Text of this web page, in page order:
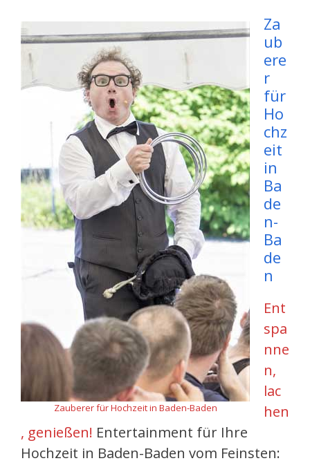
Zauberer für Hochzeit in Baden-Baden
Za
ub
ere
r
für
Ho
chz
eit
in
Ba
de
n-
Ba
de
n
Ent
spa
nne
n,
lac
hen
, genießen! Entertainment für Ihre
Hochzeit in Baden-Baden vom Feinsten: